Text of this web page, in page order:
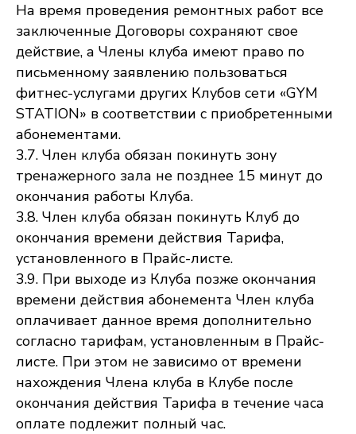
На время проведения ремонтных работ все
заключенные Договоры сохраняют свое
действие, а Члены клуба имеют право по
письменному заявлению пользоваться
фитнес-услугами других Клубов сети «GYM
STATION» в соответствии с приобретенными
абонементами.
3.7. Член клуба обязан покинуть зону
тренажерного зала не позднее 15 минут до
окончания работы Клуба.
3.8. Член клуба обязан покинуть Клуб до
окончания времени действия Тарифа,
установленного в Прайс-листе.
3.9. При выходе из Клуба позже окончания
времени действия абонемента Член клуба
оплачивает данное время дополнительно
согласно тарифам, установленным в Прайс-
листе. При этом не зависимо от времени
нахождения Члена клуба в Клубе после
окончания действия Тарифа в течение часа
оплате подлежит полный час.